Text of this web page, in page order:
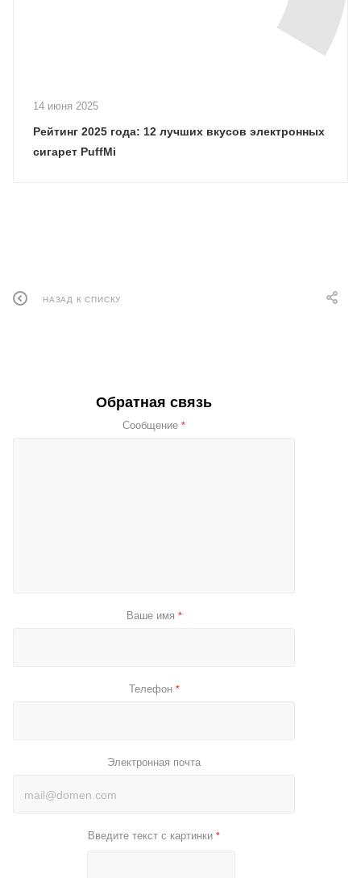
14 июня 2025
Рейтинг 2025 года: 12 лучших вкусов электронных
сигарет PuffMi
НАЗАД К СПИСКУ
Обратная связь
Сообщение *
Ваше имя *
Телефон *
Электронная почта
Введите текст с картинки *